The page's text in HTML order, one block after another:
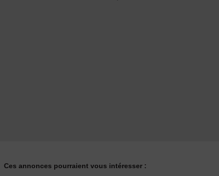
Ces annonces pourraient vous intéresser :